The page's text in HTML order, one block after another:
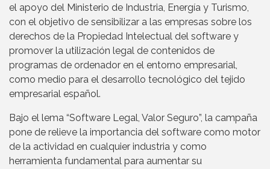
el apoyo del Ministerio de Industria, Energía y Turismo,
con el objetivo de sensibilizar a las empresas sobre los
derechos de la Propiedad Intelectual del software y
promover la utilización legal de contenidos de
programas de ordenador en el entorno empresarial,
como medio para el desarrollo tecnológico del tejido
empresarial español.
Bajo el lema “Software Legal, Valor Seguro”, la campaña
pone de relieve la importancia del software como motor
de la actividad en cualquier industria y como
herramienta fundamental para aumentar su